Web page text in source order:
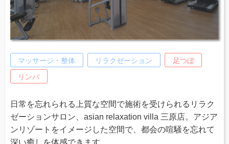
マッサージ・整体 リラクゼーション 足つぼ
リンパ
日常を忘れられる上質な空間で施術を受けられるリラク
ゼーションサロン、asian relaxation villa 三原店。アジア
ンリゾートをイメージした空間で、都会の喧騒を忘れて